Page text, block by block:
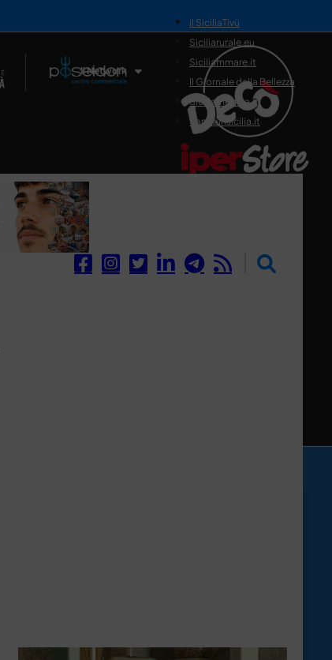
Il Network
il SiciliaTivù
Siciliarurale.eu
Siciliammare.it
Il Giornale della Bellezza
Siciliamedica.it
Sanitainsicilia.it